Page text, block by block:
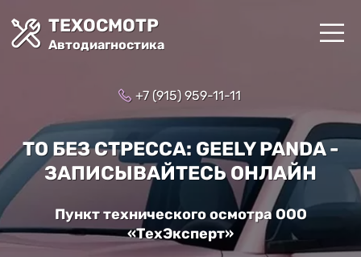
ТЕХОСМОТР
Автодиагностика
+7 (915) 959-11-11
ТО БЕЗ СТРЕССА: GEELY PANDA -
ЗАПИСЫВАЙТЕСЬ ОНЛАЙН
Пункт технического осмотра ООО
«ТехЭксперт»